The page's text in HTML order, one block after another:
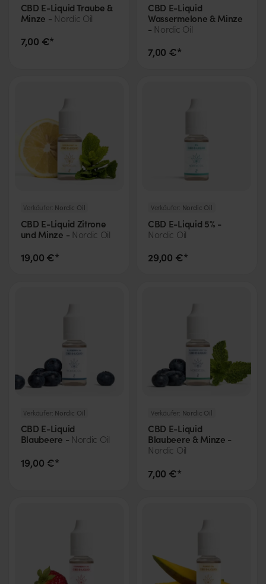
CBD E-Liquid Traube &
Minze - Nordic Oil
7,00 €*
CBD E-Liquid
Wassermelone & Minze
- Nordic Oil
7,00 €*
Verkäufer: Nordic Oil
CBD E-Liquid Zitrone
und Minze - Nordic Oil
19,00 €*
Verkäufer: Nordic Oil
CBD E-Liquid 5% -
Nordic Oil
29,00 €*
Verkäufer: Nordic Oil
CBD E-Liquid
Blaubeere - Nordic Oil
19,00 €*
Verkäufer: Nordic Oil
CBD E-Liquid
Blaubeere & Minze -
Nordic Oil
7,00 €*